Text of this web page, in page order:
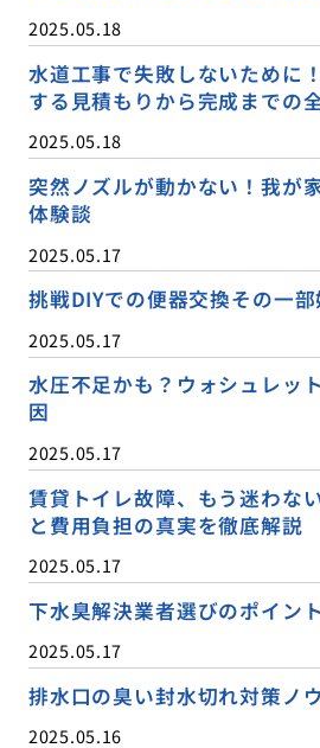
2025.05.18
水道工事で失敗しないために
する見積もりから完成までの
2025.05.18
突然ノズルが動かない！我が
体験談
2025.05.17
挑戦DIYでの便器交換その一
2025.05.17
水圧不足かも？ウォシュレッ
因
2025.05.17
賃貸トイレ故障、もう迷わな
と費用負担の真実を徹底解説
2025.05.17
下水臭解決業者選びのポイント
2025.05.17
排水口の臭い封水切れ対策ノ
2025.05.16